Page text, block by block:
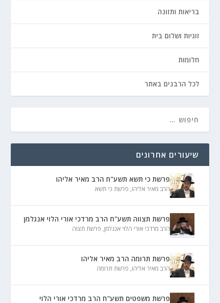
בריאות ותזונה
זוגיות ושלום בית
חלומות
לכל הרבנים באתר
שיעורים אחרונים
פרשת כי תשא תשע"ח הרב מאיר אליהו
הרב מאיר אליהו, פרשת כי תשא
פרשת תצווה תשע"ח הרב מרדכי אורי הלוי אנגלמן
הרב מרדכי אורי הלוי אנגלמן, פרשת תצוה
פרשת תרומה הרב מאיר אליהו
הרב מאיר אליהו, פרשת תרומה
פרשת משפטים תשע"ח הרב מרדכי אורי הלוי